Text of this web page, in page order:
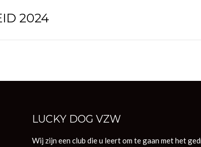
2024
LUCKY DOG VZW
Wij zijn een club die u leert om te gaan met het